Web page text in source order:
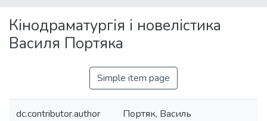
Statistics
Кінодраматургія і новелістика
Василя Портяка
Simple item page
dc.contributor.author Портяк, Василь